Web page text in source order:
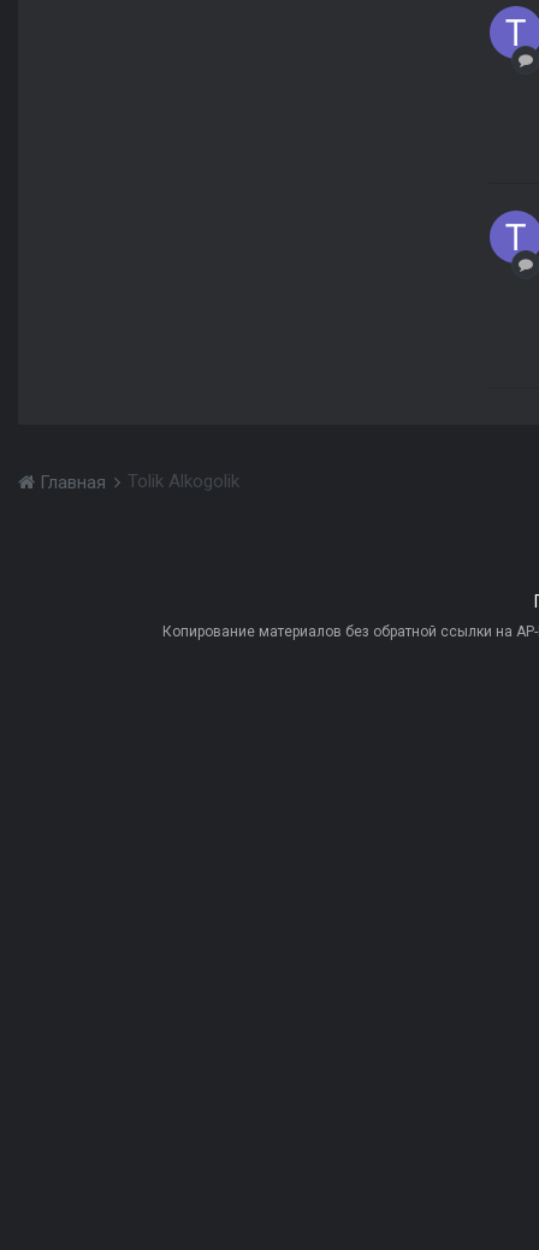
Главная Tolik Alkogolik
Копирование материалов без обратной ссылки на